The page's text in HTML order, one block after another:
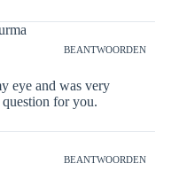
BEANTWOORDEN
eye and was very
for you.
BEANTWOORDEN